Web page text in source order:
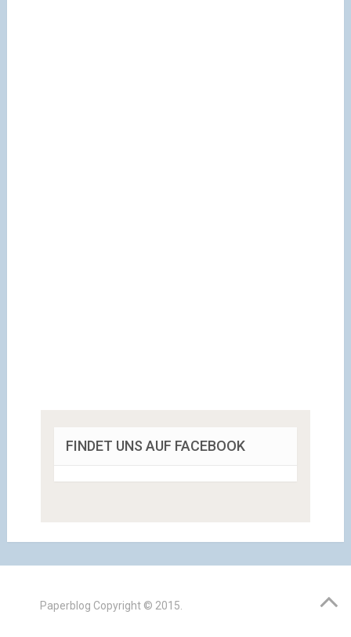
FINDET UNS AUF FACEBOOK
Paperblog Copyright © 2015.